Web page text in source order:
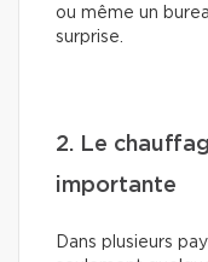
ou même un
surprise.
2. Le
importante
Dans plusieurs